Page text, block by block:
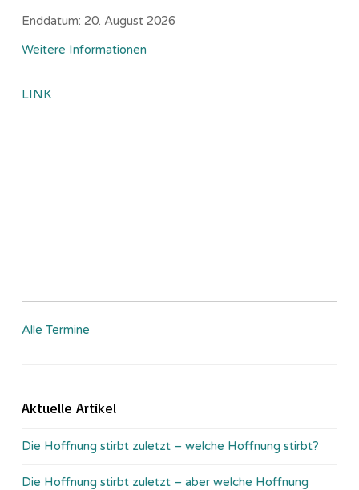
Enddatum: 20. August 2026
Weitere Informationen
LINK
Alle Termine
Aktuelle Artikel
Die Hoffnung stirbt zuletzt – welche Hoffnung stirbt?
Die Hoffnung stirbt zuletzt – aber welche Hoffnung